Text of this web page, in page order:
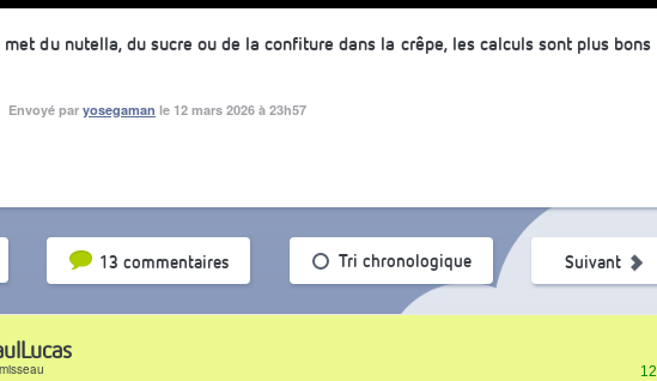
du nutella, du sucre ou de la confiture dans la crêpe, les calculs sont plus bons
Envoyé par yosegaman le 12 mars 2026 à 23h57
13 commentaires
Tri par popularité Tri chronologique Suivant
12